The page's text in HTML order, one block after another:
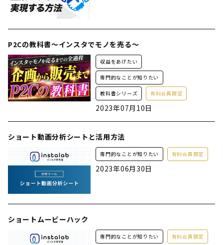
P2Cの教科書〜インスタでモノを売る〜
収益をあげたい
専門的なことが知りたい
教科書シリーズ 有料会員限定
2023年07月10日
ショート動画分析シートと活用方法
専門的なことが知りたい 有料会員限定
2023年06月30日
ショートムービーハック
専門的なことが知りたい 有料会員限定